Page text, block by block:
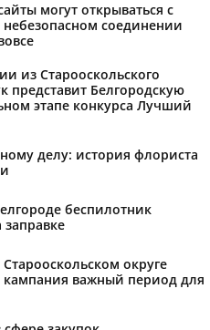
могут открываться с
соединении
из Старооскольского
представит Белгородскую
этапе конкурса Лучший
делу: история флориста
беспилотник
заправке
округе
кампания важный период для